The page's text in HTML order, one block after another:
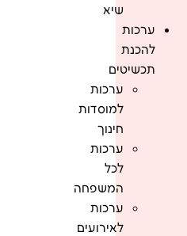
שיא
ערכות
להכנת
תכשיטים
ערכות
למוסדות
חינוך
ערכות
לכל
המשפחה
ערכות
לאירועים